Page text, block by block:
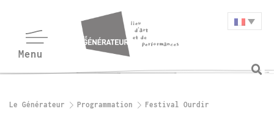
Le Générateur Programmation Festival Ourdir